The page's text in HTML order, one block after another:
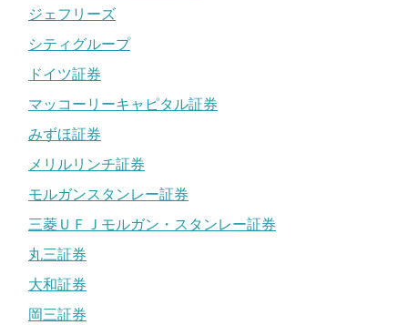
ジェフリーズ
シティグループ
ドイツ証券
マッコーリーキャピタル証券
みずほ証券
メリルリンチ証券
モルガンスタンレー証券
三菱ＵＦＪモルガン・スタンレー証券
丸三証券
大和証券
岡三証券